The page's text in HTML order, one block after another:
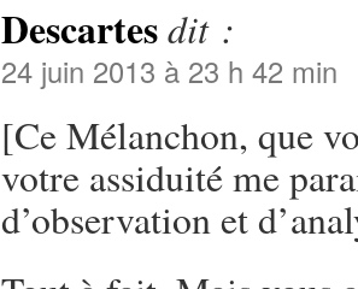
Descartesdit :
24 juin 2013 à 23 h 42 min
[Ce Mélanchon, que
votre assiduité me
d’observation et